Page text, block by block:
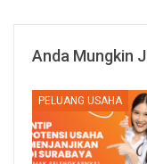
Anda Mungkin
PELUANG USAHA